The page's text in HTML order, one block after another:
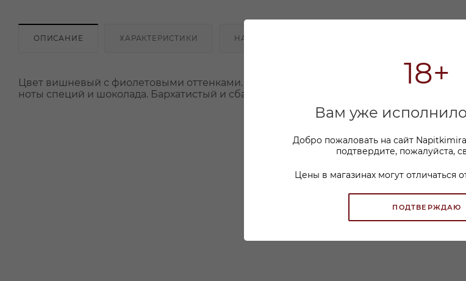
18+
Вам уже
Добро пожаловать на сайт
подтвердите, пожалуйста,
Цены в магазинах могут отличаться
ПОДТВЕРЖДАЮ
ОПИСАНИЕ ХАРАКТЕРИСТИКИ НАЛИЧИЕ
Цвет вишневый с фиолетовыми оттенками. Аромат сложный и многогранный с тонами
ноты специй и шоколада. Бархатистый и сбалансированный вкус с мягкими танинами